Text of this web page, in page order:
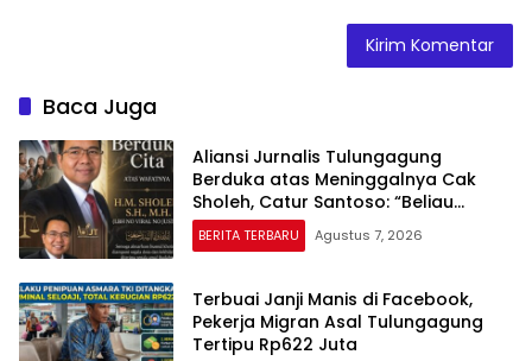
Baca Juga
Aliansi Jurnalis Tulungagung
Berduka atas Meninggalnya Cak
Sholeh, Catur Santoso: “Beliau
Pejuang Keadilan yang Vokal”
BERITA TERBARU Agustus 7, 2026
Terbuai Janji Manis di Facebook,
Pekerja Migran Asal Tulungagung
Tertipu Rp622 Juta